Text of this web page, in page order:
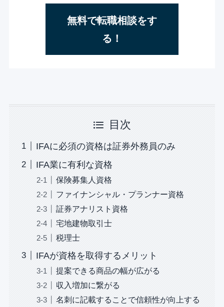
無料で転職相談をす
る！
目次
IFAに必須の資格は証券外務員のみ
IFA業に有利な資格
保険募集人資格
ファイナンシャル・プランナー資格
証券アナリスト資格
宅地建物取引士
税理士
IFAが資格を取得するメリット
提案できる商品の幅が広がる
収入増加に繋がる
名刺に記載することで信頼性が向上する